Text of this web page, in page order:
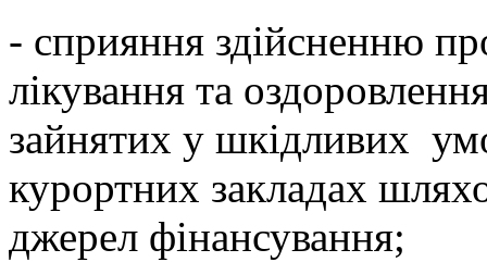
- сприяння здійсненню
лікування та
зайнятих у шкідливих
курортних закладах
джерел фінансування;